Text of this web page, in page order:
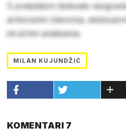
S pretplatom dobivate
arhiviranim člancima,
stručnim analizama.
MILAN KUJUNDŽIĆ
KOMENTARI 7